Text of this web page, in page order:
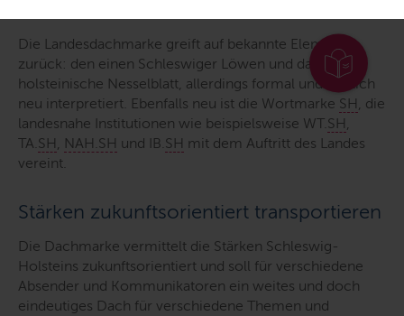
Die Landesdachmarke greift auf bekannte Elemente
zurück: den einen Schleswiger Löwen und das
holsteinische Nesselblatt, allerdings formal und farblich
neu interpretiert. Ebenfalls neu ist die Wortmarke SH, die
landesnahe Institutionen wie beispielsweise WT. SH,
TA. SH, NAH.SH und IB. SH mit dem Auftritt des Landes
vereint.
Stärken zukunftsorientiert transportieren
Die Dachmarke vermittelt die Stärken Schleswig-
Holsteins zukunftsorientiert und soll für verschiedene
Absender und Kommunikatoren ein weites und doch
eindeutiges Dach für verschiedene Themen und